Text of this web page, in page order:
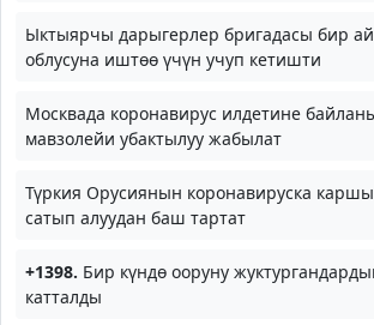
Ыктыярчы дарыгерлер бригадасы бир
облусуна иштөө үчүн учуп кетишти
Москвада коронавирус илдетине
мавзолейи убактылуу жабылат
Түркия Орусиянын коронавируска
сатып алуудан баш тартат
+1398. Бир күндө ооруну
катталды